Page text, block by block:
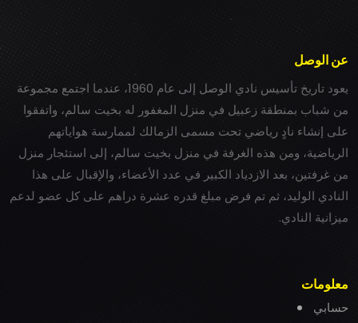
عن الوصل
يعود تاريخ تأسيس نادي الوصل إلى عام 1960، عندما اجتمع مجموعة
من شباب بمنطقة زعبيل في منزل المغفور له بخيت سالم، واتفقوا
على إنشاء نادٍ رياضي تحت مسمى الزمالك لممارسة هواياتهم
الرياضية، ومن هذه الغرفة في منزل بخيت سالم، إلى استئجار منزل
من غرفتين، بعد الازدياد الكبير في عدد الأعضاء، والإقبال على هذا
النادي الوليد، ثم تم فرض مبلغ قدره عشرة دراهم على كل عضو لدعم
ميزانية النادي.
معلومات
حسابي